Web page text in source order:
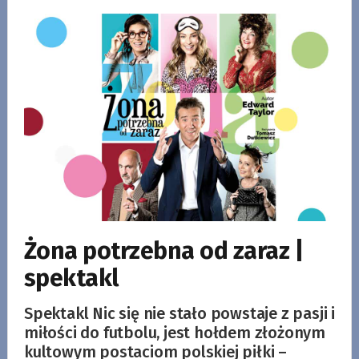
Żona potrzebna od zaraz |
spektakl
Spektakl Nic się nie stało powstaje z pasji i
miłości do futbolu, jest hołdem złożonym
kultowym postaciom polskiej piłki –